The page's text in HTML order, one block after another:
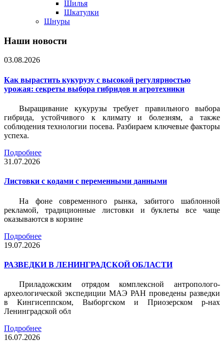
Шилья
Шкатулки
Шнуры
Наши новости
03.08.2026
Как вырастить кукурузу с высокой регулярностью
урожая: секреты выбора гибридов и агротехники
Выращивание кукурузы требует правильного выбора
гибрида, устойчивого к климату и болезням, а также
соблюдения технологии посева. Разбираем ключевые факторы
успеха.
Подробнее
31.07.2026
Листовки c кодами с переменными данными
На фоне современного рынка, забитого шаблонной
рекламой, традиционные листовки и буклеты все чаще
оказываются в корзине
Подробнее
19.07.2026
РАЗВЕДКИ В ЛЕНИНГРАДСКОЙ ОБЛАСТИ
Приладожским отрядом комплексной антрополого-
археологической экспедиции МАЭ РАН проведены разведки
в Кингисеппском, Выборгском и Приозерском р-нах
Ленинградской обл
Подробнее
16.07.2026